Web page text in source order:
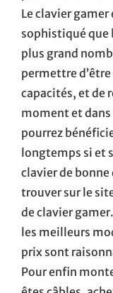
Le clavier
sophistiqué que
plus grand
permettre
capacités, et de
moment et
pourrez
longtemps si et
clavier de bonne
trouver sur le
de clavier
les meilleurs
prix sont
Pour enfin